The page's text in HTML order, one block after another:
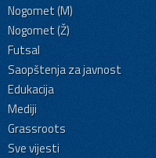
Nogomet (M)
Nogomet (Ž)
Futsal
Saopštenja za javnost
Edukacija
Mediji
Grassroots
Sve vijesti